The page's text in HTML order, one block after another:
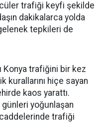
trafiği keyfi şekilde
dakikalarca yolda
tepkileri de
Konya trafiğini bir kez
kurallarını hiçe sayan
kaos yarattı.
yoğunlaşan
caddelerinde trafiği